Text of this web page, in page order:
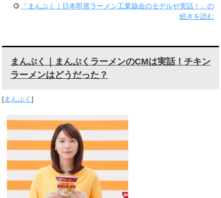
「まんぷく｜日本即席ラーメン工業協会のモデルや実話！」の
続きを読む
まんぷく｜まんぷくラーメンのCMは実話！チキン
ラーメンはどうだった？
[まんぷく]